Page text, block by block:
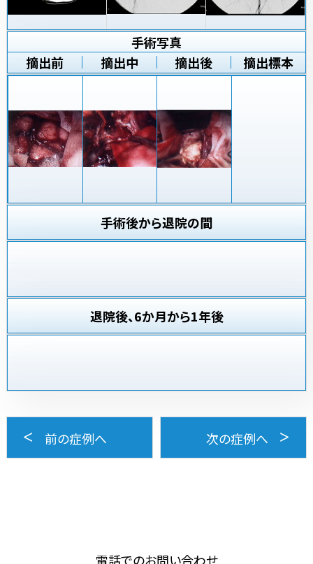
手術写真
摘出前
摘出中 摘出後 摘出標本
手術後から退院の間
退院後、6か月から1年後
前の症例へ 次の症例へ
電話でのお問い合わせ